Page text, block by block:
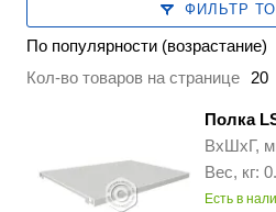
ФИЛЬТР
По популярности (возрастание)
Кол-во товаров на странице
20
Полка
ВхШхГ,
Вес, кг:
Есть в